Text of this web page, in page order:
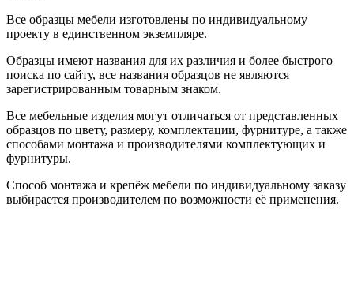
Все образцы мебели изготовлены по индивидуальному
проекту в единственном экземпляре.
Образцы имеют названия для их различия и более быстрого
поиска по сайту, все названия образцов не являются
зарегистрированным товарным знаком.
Все мебельные изделия могут отличаться от представленных
образцов по цвету, размеру, комплектации, фурнитуре, а также
способами монтажа и производителями комплектующих и
фурнитуры.
Способ монтажа и крепёж мебели по индивидуальному заказу
выбирается производителем по возможности её применения.